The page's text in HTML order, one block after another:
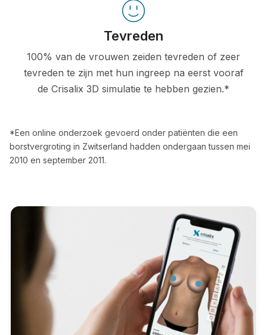
Tevreden
100% van de vrouwen zeiden tevreden of zeer
tevreden te zijn met hun ingreep na eerst vooraf
de Crisalix 3D simulatie te hebben gezien.*
*Een online onderzoek gevoerd onder patiënten die een
borstvergroting in Zwitserland hadden ondergaan tussen mei
2010 en september 2011.